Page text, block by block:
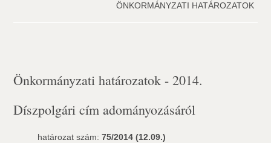
ÖNKORMÁNYZATI HATÁROZATOK
Önkormányzati határozatok - 2014.
Díszpolgári cím adományozásáról
határozat szám:75/2014 (12.09.)